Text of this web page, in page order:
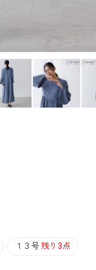
１３号 残り3点